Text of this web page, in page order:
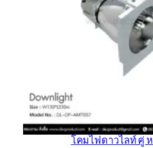
โคมไฟดาวไลท์ คู่